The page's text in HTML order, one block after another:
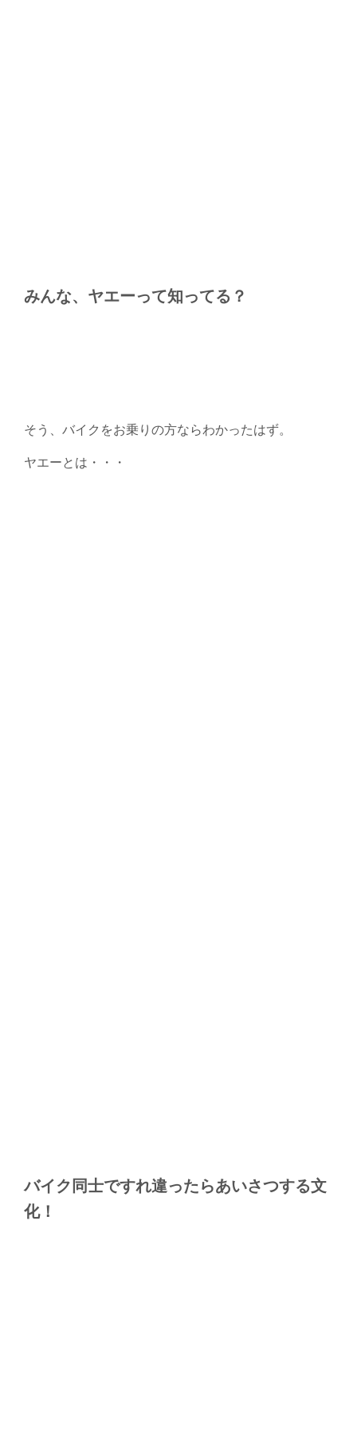
みんな、ヤエーって知ってる？
そう、バイクをお乗りの方ならわかったはず。
ヤエーとは・・・
バイク同士ですれ違ったらあいさつする文
化！